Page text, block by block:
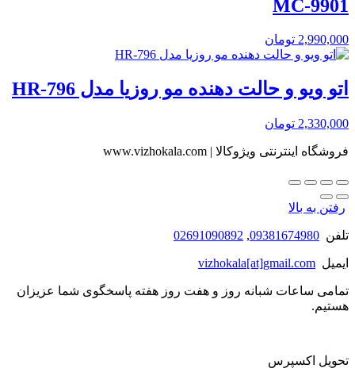
MC-9901
2,990,000 تومان
اتو ویو و حالت دهنده مو روزیا مدل HR-796
2,330,000 تومان
فروشگاه اینترنتی ویژوکالا | www.vizhokala.com
رفتن به بالا
تلفن 09381674980
,
02691090892
ایمیل vizhokala[at]gmail.com
تمامی ساعات شبانه روز و هفت روز هفته پاسخگوی شما عزیزان
هستیم.
تحویل اکسپرس